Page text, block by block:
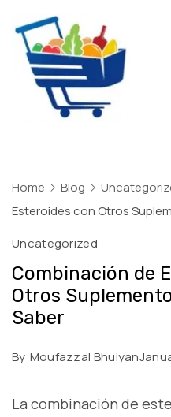
content
Home Blog
Esteroides con Otros
Uncategorized
Combinación de
Otros
Saber
By Moufazzal Bhuiyan
La combinación de